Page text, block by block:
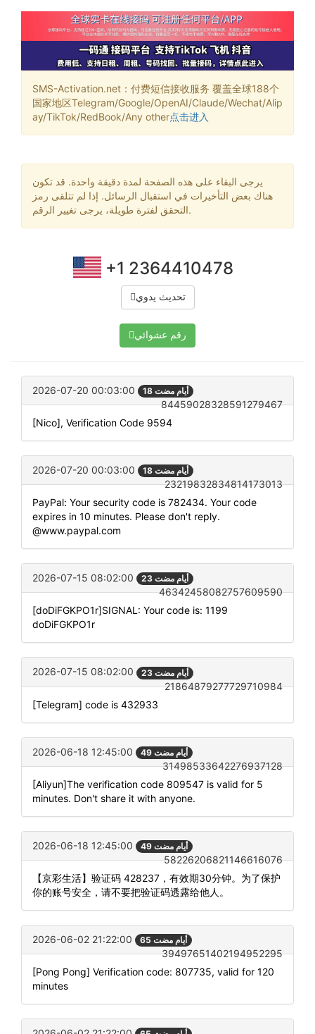
SMS-Activation.net：付费短信接收服务 覆盖全球188个
国家地区Telegram/Google/OpenAI/Claude/Wechat/Alip
ay/TikTok/RedBook/Any other点击进入
يرجى البقاء على هذه الصفحة لمدة دقيقة واحدة. قد تكون
هناك بعض التأخيرات في استقبال الرسائل. إذا لم تتلقى رمز
التحقق لفترة طويلة، يرجى تغيير الرقم.
+1 2364410478
تحديث يدوي
رقم عشوائي
2026-07-20 00:03:00 18 أيام مضت
84459028328591279467
[Nico], Verification Code 9594
2026-07-20 00:03:00 18 أيام مضت
23219832834814173013
PayPal: Your security code is 782434. Your code
expires in 10 minutes. Please don't reply.
@www.paypal.com
2026-07-15 08:02:00 23 أيام مضت
46342458082757609590
[doDiFGKPO1r]SIGNAL: Your code is: 1199
doDiFGKPO1r
2026-07-15 08:02:00 23 أيام مضت
21864879277729710984
[Telegram] code is 432933
2026-06-18 12:45:00 49 أيام مضت
31498533642276937128
[Aliyun]The verification code 809547 is valid for 5
minutes. Don't share it with anyone.
2026-06-18 12:45:00 49 أيام مضت
58226206821146616076
【京彩生活】验证码 428237，有效期30分钟。为了保护
你的账号安全，请不要把验证码透露给他人。
2026-06-02 21:22:00 65 أيام مضت
39497651402194952295
[Pong Pong] Verification code: 807735, valid for 120
minutes